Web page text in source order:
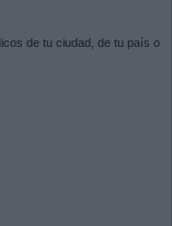
de tu ciudad, de tu país o